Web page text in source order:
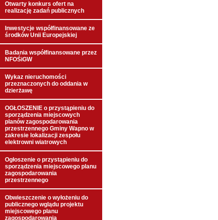
Otwarty konkurs ofert na
realizację zadań publicznych
Inwestycje współfinansowane ze
środków Unii Europejskiej
Badania współfinansowane przez
NFOŚiGW
Wykaz nieruchomości
przeznaczonych do oddania w
dzierżawę
OGŁOSZENIE o przystąpieniu do
sporządzenia miejscowych
planów zagospodarowania
przestrzennego Gminy Wapno w
zakresie lokalizacji zespołu
elektrowni wiatrowych
Ogłoszenie o przystąpieniu do
sporządzenia miejscowego planu
zagospodarowania
przestrzennego
Obwieszczenie o wyłożeniu do
publicznego wglądu projektu
miejscowego planu
zagospodarowania